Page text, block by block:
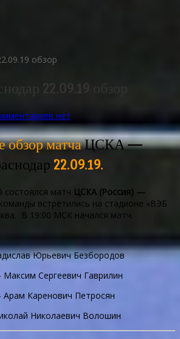
обзор
22.09.19 обзор
нет
обзор матчаЦСКА —
22.09.19.
состоялся матч ЦСКА (Россия) —
встретились на стадионе «ВЭБ
В 19:00 МСК начался матч.
Юрьевич Безбородов
Сергеевич Гаврилин
Каренович Петросян
Николаевич Волошин